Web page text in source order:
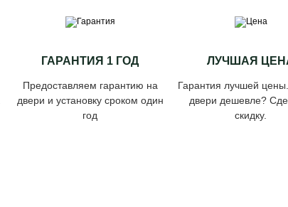
ГАРАНТИЯ 1 ГОД
Предоставляем гарантию на
двери и установку сроком один
год
ЛУЧШАЯ
Гарантия лучшей
двери дешевле?
скидку.